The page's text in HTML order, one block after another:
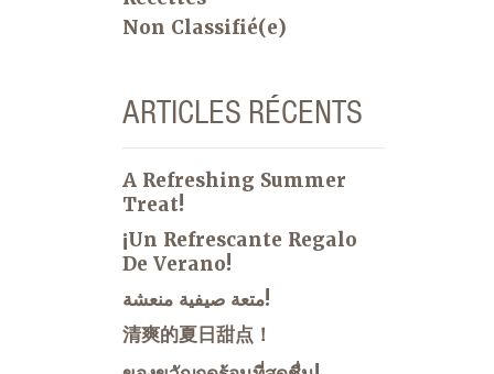
Non Classifié(e)
ARTICLES RÉCENTS
A Refreshing Summer
Treat!
¡Un Refrescante Regalo
De Verano!
متعة صيفية منعشة!
清爽的夏日甜点！